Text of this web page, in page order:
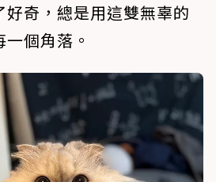
奇，總是用這雙無辜的
個角落。